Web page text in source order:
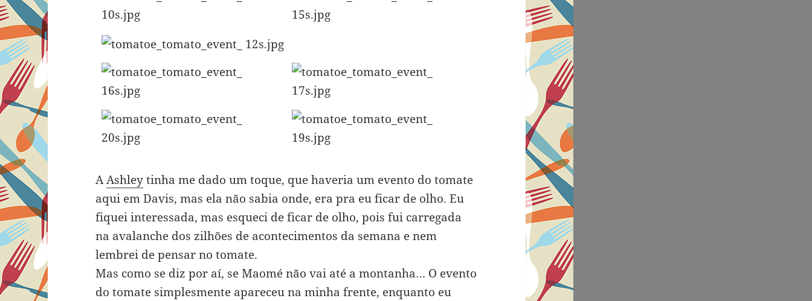
AAshleytinha me dado um toque, que haveria um evento do tomate
aqui em Davis, mas ela não sabia onde, era pra eu ficar de olho. Eu
fiquei interessada, mas esqueci de ficar de olho, pois fui carregada
na avalanche dos zilhões de acontecimentos da semana e nem
lembrei de pensar no tomate.
Mas como se diz por aí, se Maomé não vai até a montanha… O evento
do tomate simplesmente apareceu na minha frente, enquanto eu